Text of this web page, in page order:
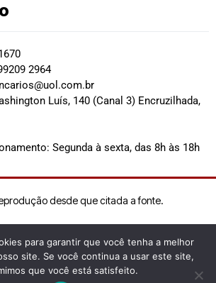
2964
Luís, 140 (Canal 3) Encruzilhada,
Segunda à sexta, das 8h às 18h
desde que citada a fonte.
para garantir que você tenha a melhor
site. Se você continua a usar este site,
que você está satisfeito.